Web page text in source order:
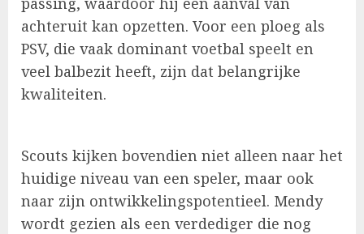
achteruit kan opzetten. Voor een ploeg als
PSV, die vaak dominant voetbal speelt en
veel balbezit heeft, zijn dat belangrijke
kwaliteiten.
Scouts kijken bovendien niet alleen naar het
huidige niveau van een speler, maar ook
naar zijn ontwikkelingspotentieel. Mendy
wordt gezien als een verdediger die nog